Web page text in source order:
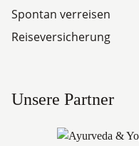
Spontan verreisen
Reiseversicherung
Unsere Partner